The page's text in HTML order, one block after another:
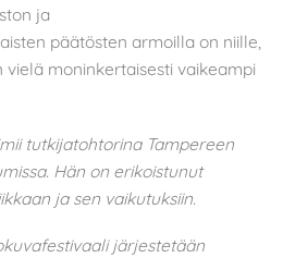
ja
päätösten armoilla on niille,
moninkertaisesti vaikeampi
tutkijatohtorina Tampereen
Hän on erikoistunut
ja sen vaikutuksiin.
järjestetään